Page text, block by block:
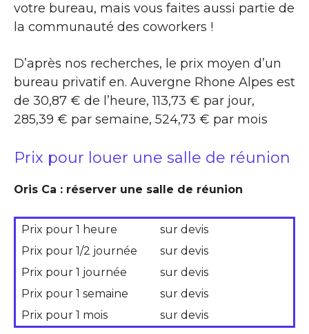
votre bureau, mais vous faites aussi partie de
la communauté des coworkers !
D’après nos recherches, le prix moyen d’un
bureau privatif en. Auvergne Rhone Alpes est
de 30,87 € de l’heure, 113,73 € par jour,
285,39 € par semaine, 524,73 € par mois
Prix pour louer une salle de réunion
Oris Ca : réserver une salle de réunion
Prix pour 1 heure
sur devis
Prix pour 1/2 journée
sur devis
Prix pour 1 journée
sur devis
Prix pour 1 semaine
sur devis
Prix pour 1 mois
sur devis